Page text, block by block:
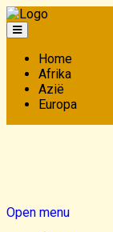
Home
Afrika
Azië
Europa
Open menu